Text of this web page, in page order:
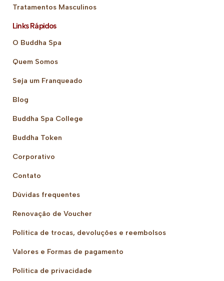
Tratamentos Masculinos
Links Rápidos
O Buddha Spa
Quem Somos
Seja um Franqueado
Blog
Buddha Spa College
Buddha Token
Corporativo
Contato
Dúvidas frequentes
Renovação de Voucher
Política de trocas, devoluções e reembolsos
Valores e Formas de pagamento
Política de privacidade